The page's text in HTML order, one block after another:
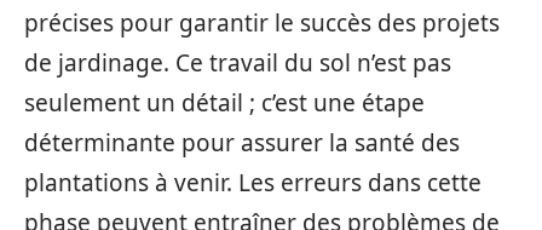
précises pour garantir le succès des projets
de jardinage. Ce travail du sol n’est pas
seulement un détail ; c’est une étape
déterminante pour assurer la santé des
plantations à venir. Les erreurs dans cette
phase peuvent entraîner des problèmes de